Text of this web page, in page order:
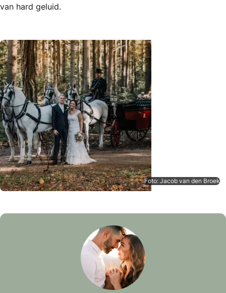
van hard geluid.
Foto: Jacob van den Broek